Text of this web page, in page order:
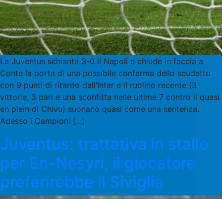
La Juventus schianta 3-0 il Napoli e chiude in faccia a
Conte la porta di una possibile conferma dello scudetto
con 9 punti di ritardo dall’Inter e il ruolino recente (3
vittorie, 3 pari e una sconfitta nelle ultime 7 contro il quasi
en plein di Chivu) suonano quasi come una sentenza.
Adesso i Campioni […]
Juventus: trattativa in stallo
per En-Nesyri, il giocatore
preferirebbe il Siviglia